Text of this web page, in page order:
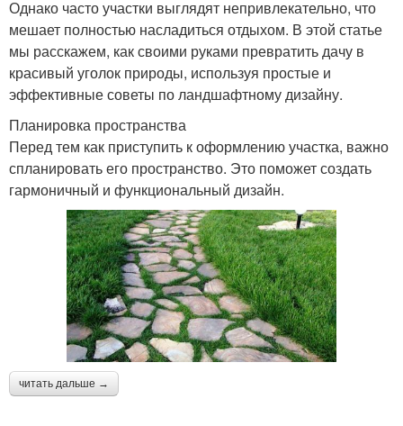
Однако часто участки выглядят непривлекательно, что
мешает полностью насладиться отдыхом. В этой статье
мы расскажем, как своими руками превратить дачу в
красивый уголок природы, используя простые и
эффективные советы по ландшафтному дизайну.
Планировка пространства
Перед тем как приступить к оформлению участка, важно
спланировать его пространство. Это поможет создать
гармоничный и функциональный дизайн.
читать дальше →